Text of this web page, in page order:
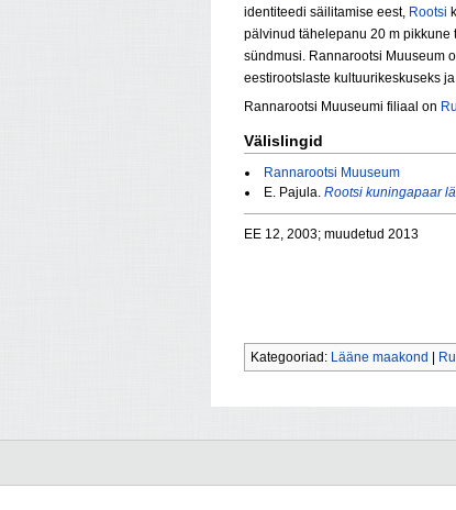
identiteedi säilitamise eest, Rootsi
pälvinud tähelepanu 20 m pikkune
sündmusi. Rannarootsi Muuseum
eestirootslaste kultuurikeskuseks
Rannarootsi Muuseumi filiaal on
Välislingid
Rannarootsi Muuseum
E. Pajula. Rootsi kuningapaar
EE 12, 2003; muudetud 2013
Kategooriad: Lääne maakond